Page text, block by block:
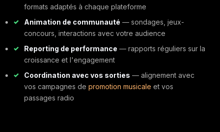
formats adaptés à chaque plateforme
Animation de communauté — sondages, jeux-
concours, interactions avec votre audience
Reporting de performance — rapports réguliers sur la
croissance et l'engagement
Coordination avec vos sorties — alignement avec
vos campagnes depromotion musicale et vos
passages radio